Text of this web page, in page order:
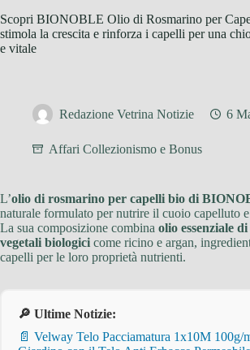
Scopri BIONOBLE Olio di Rosmarino per
stimola la crescita e rinforza i capelli per una
e vitale
Redazione Vetrina Notizie 6
Affari Collezionismo e Bonus
L’olio di rosmarino per capelli bio di
naturale formulato per nutrire il cuoio capelluto
La sua composizione combina olio essenziale
vegetali biologici come ricino e argan,
capelli per le loro proprietà nutrienti.
🔎 Ultime Notizie:
📄 Velway Telo Pacciamatura 1x10M 100g/